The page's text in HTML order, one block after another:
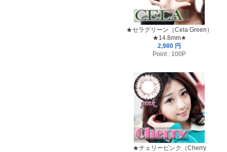
★セラグリーン（Cela Green）
★14.8mm★
2,980 円
Point : 100P
★チェリーピンク（Cherry